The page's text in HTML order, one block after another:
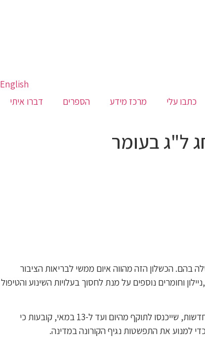
English
כתבו עלי מרכז מידע הספרים דברו איתי
ל"ג בעומר
הכשלון הזה מהווה איום ממשי לבריאות הציבור
וחומרים נוספים על מנת לחסוך בעלויות השינוע והטיפול
השנה, לאור מגפת הקורונה אנו עשויים לראות הפחתה בהדלקת מדורות ל"ג בעומר בכלל ובפעילות עבריינית מסוג זה בפרט מכוון שתקנות חדשות, שייכנסו לתוקף מהיום ועד ל-13 במאי, קובעות כי
למנוע את התפשטות נגיף הקורונה במדינה.